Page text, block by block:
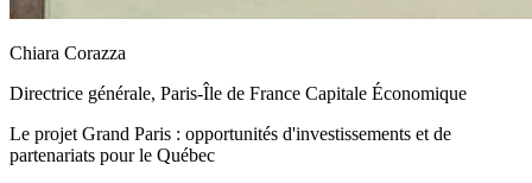
Chiara Corazza
Directrice générale, Paris-Île de France Capitale Économique
Le projet Grand Paris : opportunités d'investissements et de
partenariats pour le Québec